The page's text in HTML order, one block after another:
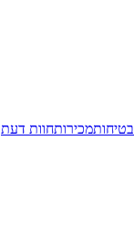
בטיחותמכירותחוות דעת